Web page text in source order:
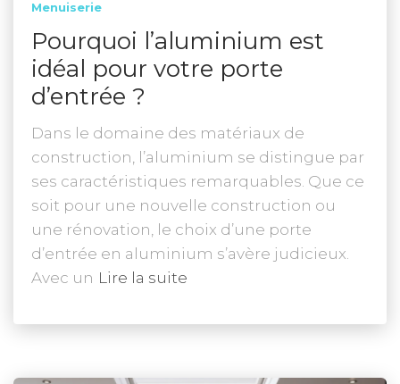
Menuiserie
Pourquoi l’aluminium est
idéal pour votre porte
d’entrée ?
Dans le domaine des matériaux de
construction, l’aluminium se distingue par
ses caractéristiques remarquables. Que ce
soit pour une nouvelle construction ou
une rénovation, le choix d’une porte
d’entrée en aluminium s’avère judicieux.
Avec un Lire la suite